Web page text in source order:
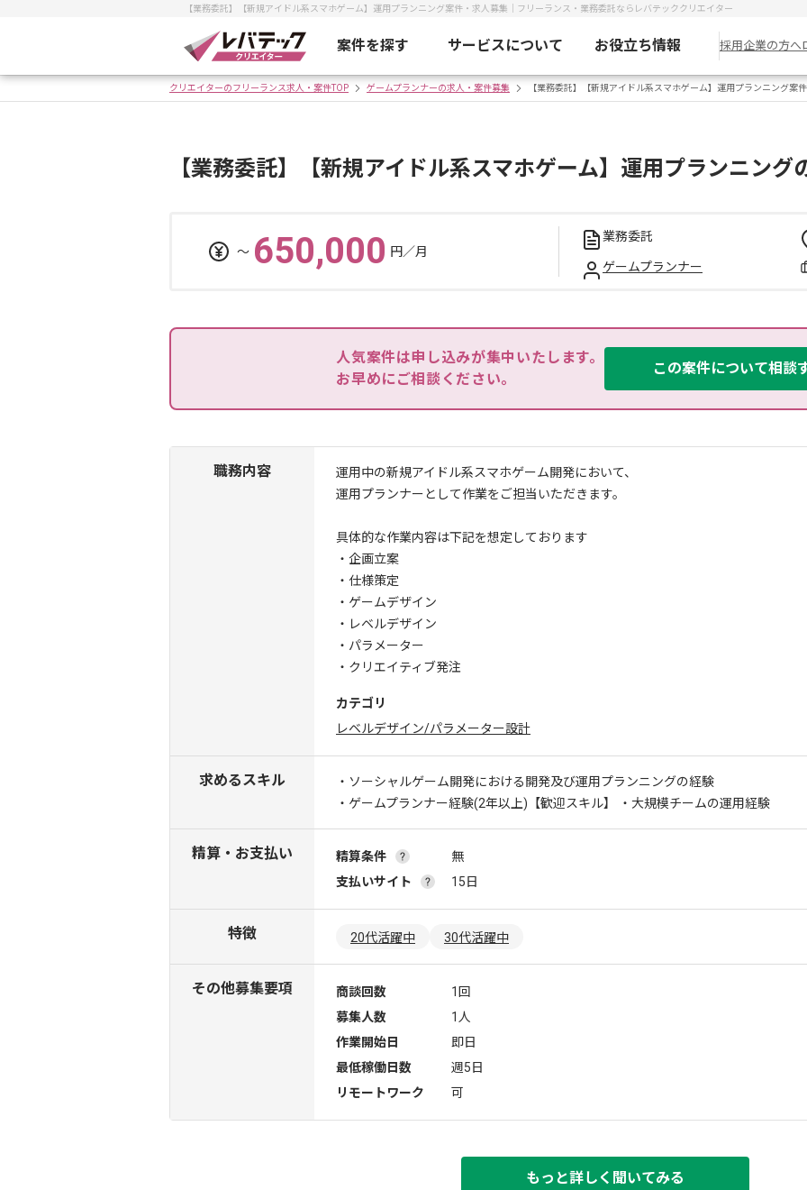
【業務委託】【新規アイドル系スマホゲーム】運用プランニング案件・求人募集｜フリーランス・業務委託ならレバテッククリエイター
案件を探す サービスについて お役立ち情報 採用企業の方へ
クリエイターのフリーランス求人・案件TOP ゲームプランナーの求人・案件募集 【業務委託】【新規アイドル系スマホゲーム】運用プランニング案件
【業務委託】【新規アイドル系スマホゲーム】運用プランニング
〜 650,000 円／月
業務委託
ゲームプランナー
人気案件は申し込みが集中いたします。
お早めにご相談ください。
この案件について相談
職務内容
運用中の新規アイドル系スマホゲーム開発において、
運用プランナーとして作業をご担当いただきます。
具体的な作業内容は下記を想定しております
・企画立案
・仕様策定
・ゲームデザイン
・レベルデザイン
・パラメーター
・クリエイティブ発注
カテゴリ
レベルデザイン/パラメーター設計
求めるスキル
・ソーシャルゲーム開発における開発及び運用プランニングの経験
・ゲームプランナー経験(2年以上) 【歓迎スキル】 ・大規模チームの運用経験
精算・お支払い 精算条件
無
支払いサイト
15日
特徴 20代活躍中 30代活躍中
その他募集要項 商談回数
1回
募集人数
1人
作業開始日
即日
最低稼働日数
週5日
リモートワーク
可
もっと詳しく聞いてみる